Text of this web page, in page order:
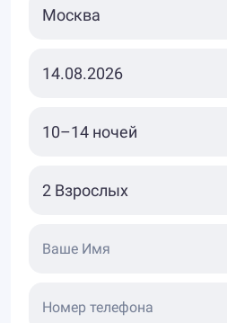
Ваше Имя
Номер телефона